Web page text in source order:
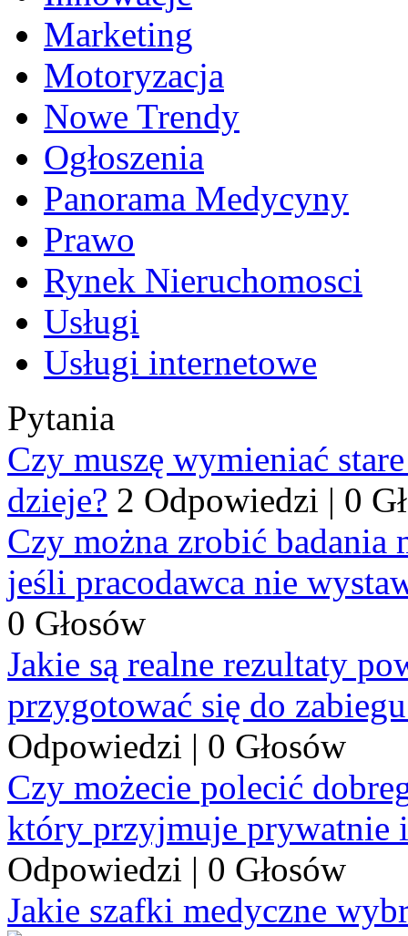
Marketing
Motoryzacja
Nowe Trendy
Ogłoszenia
Panorama Medycyny
Prawo
Rynek Nieruchomosci
Usługi
Usługi internetowe
Pytania
Czy muszę wymieniać
dzieje? 2 Odpowiedzi | 0
Czy można zrobić badania
jeśli pracodawca nie
0 Głosów
Jakie są realne rezultaty
przygotować się do
Odpowiedzi | 0 Głosów
Czy możecie polecić
który przyjmuje prywatnie
Odpowiedzi | 0 Głosów
Jakie szafki medyczne